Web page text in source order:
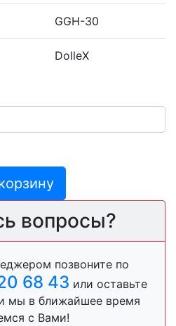
GGH-30
DolleX
вопросы?
позвоните по
68 43 или оставьте
мы в ближайшее время
с Вами!